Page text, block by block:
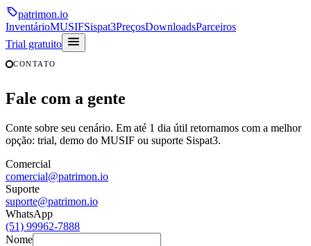
patrimon.io
InventárioMUSIFSispat3PreçosDownloadsParceiros
Trial gratuito
CONTATO
Fale com a gente
Conte sobre seu cenário. Em até 1 dia útil retornamos com a melhor
opção: trial, demo do MUSIF ou suporte Sispat3.
Comercial
comercial@patrimon.io
Suporte
suporte@patrimon.io
WhatsApp
(51) 99962-7888
Nome